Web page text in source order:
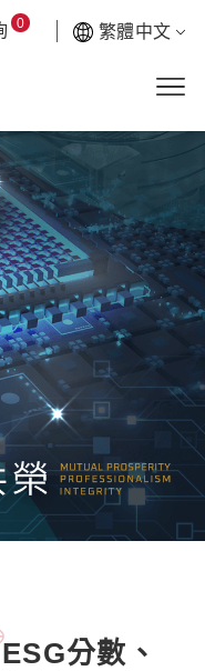
0 繁體中文
分數、